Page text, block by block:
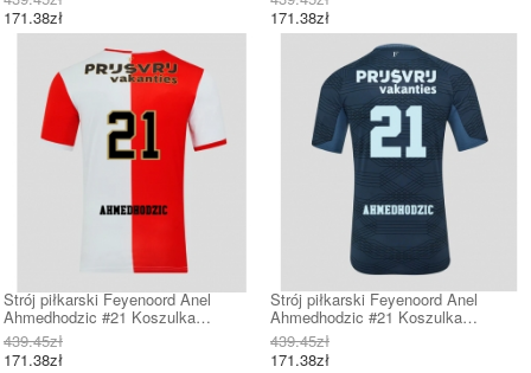
171.38zł
171.38zł
Strój piłkarski Feyenoord Anel
Ahmedhodzic #21 Koszulka
Podstawowej 2025-26 Krótki Rękaw
439.45zł
171.38zł
Strój piłkarski Feyenoord Anel
Ahmedhodzic #21 Koszulka
Wyjazdowej 2025-26 Krótki Rękaw
439.45zł
171.38zł